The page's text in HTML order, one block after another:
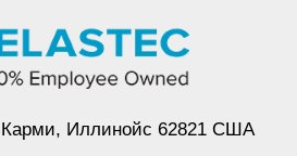
Иллинойс 62821 США